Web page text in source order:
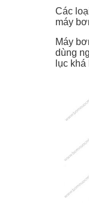
Các
máy
Máy
dùng
lục